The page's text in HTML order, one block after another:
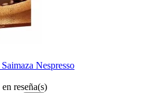
Nespresso
en reseña(s)